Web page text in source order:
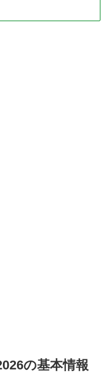
の基本情報